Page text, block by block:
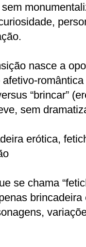
nasce a
“brincar”
sem
erótica,
se chama